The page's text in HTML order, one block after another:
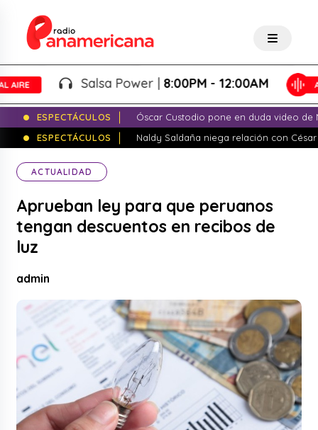
Salsa Power |8:00PM - 12:00AM
ESPECTÁCULOS
Óscar Custodio pone en duda video de
ESPECTÁCULOS
Naldy Saldaña niega relación con
ACTUALIDAD
Aprueban ley para que peruanos
tengan descuentos en recibos de
luz
admin